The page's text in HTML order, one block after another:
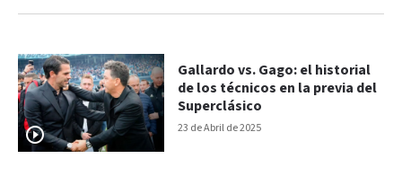
23 de Abril de 2025
Gallardo vs. Gago: el historial
de los técnicos en la previa del
Superclásico